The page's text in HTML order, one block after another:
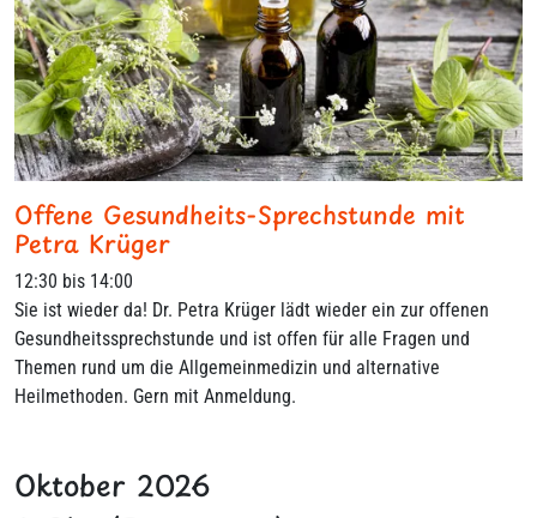
Offene Gesundheits-Sprechstunde mit
Petra Krüger
12:30 bis 14:00
Sie ist wieder da! Dr. Petra Krüger lädt wieder ein zur offenen
Gesundheitssprechstunde und ist offen für alle Fragen und
Themen rund um die Allgemeinmedizin und alternative
Heilmethoden. Gern mit Anmeldung.
Oktober 2026